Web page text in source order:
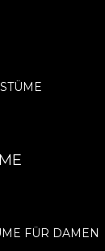
FÜR DAMEN